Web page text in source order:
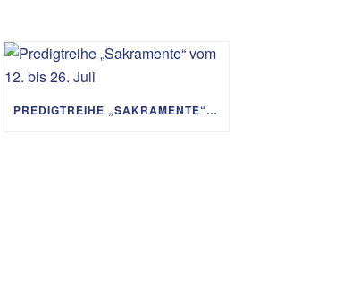
PREDIGTREIHE „SAKRAMENTE“ VOM 12. BIS 26. JULI